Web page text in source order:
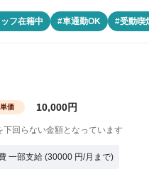
フ在籍中 #車通勤OK #受動喫
価 10,000円
回らない金額となっています
一部支給 (30000 円/月まで)